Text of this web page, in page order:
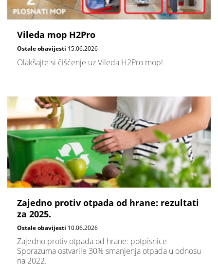
Vileda mop H2Pro
Ostale obavijesti 15.06.2026
Olakšajte si čišćenje uz Vileda H2Pro mop!
Zajedno protiv otpada od hrane: rezultati
za 2025.
Ostale obavijesti 10.06.2026
Zajedno protiv otpada od hrane: potpisnice
Sporazuma ostvarile 30% smanjenja otpada u odnosu
na 2022.